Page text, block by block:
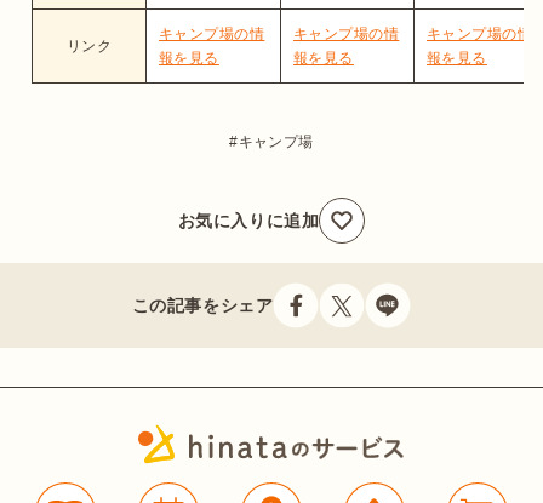
リンク
キャンプ場の情
報を見る
キャンプ場の情
報を見る
キャンプ場の情
報を見る
キャンプ場
お気に入りに追加
この記事をシェア